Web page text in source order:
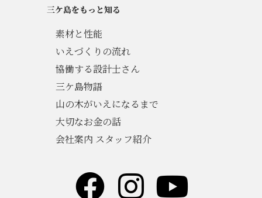
三ケ島をもっと知る
素材と性能
いえづくりの流れ
協働する設計士さん
三ケ島物語
山の木がいえになるまで
大切なお金の話
会社案内 スタッフ紹介